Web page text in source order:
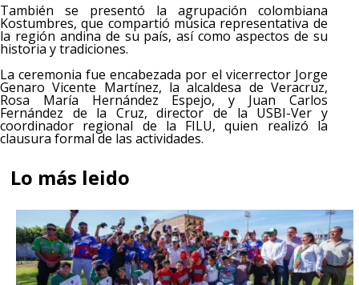
También se presentó la agrupación colombiana
Kostumbres, que compartió música representativa de
la región andina de su país, así como aspectos de su
historia y tradiciones.
La ceremonia fue encabezada por el vicerrector Jorge
Genaro Vicente Martínez, la alcaldesa de Veracruz,
Rosa María Hernández Espejo, y Juan Carlos
Fernández de la Cruz, director de la USBI-Ver y
coordinador regional de la FILU, quien realizó la
clausura formal de las actividades.
Lo más leido